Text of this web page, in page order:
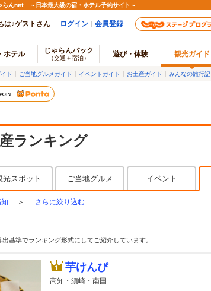
らんnet ～日本最大級の宿・ホテル予約サイト～
は♪ゲストさん ログイン 会員登録
ホテル じゃらんパック
（交通＋宿泊） 遊び・体験 観光ガイド
ド ご当地グルメガイド イベントガイド お土産ガイド みんなの旅行記
ランキング
光スポット ご当地グルメ イベント
＞ さらに絞り込む
基準でランキング形式にしてご紹介しています。
芋けんぴ
高知・須崎・南国